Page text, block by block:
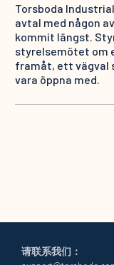
Torsboda
avtal med någon
kommit längst.
styrelsemötet om
framåt, ett vägval
vara öppna med.
请联系我们：